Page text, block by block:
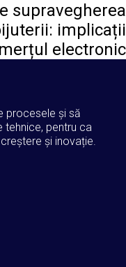
supravegherea
implicații
electronic
procesele și să
tehnice, pentru ca
și inovație.